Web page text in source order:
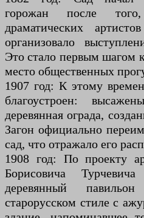
горожан после
драматических
организовало
Это стало первым шагом
место общественных
1907 год: К этому
благоустроен:
деревянная ограда,
Загон официально
сад, что отражало его
1908 год: По проекту
Борисовича
деревянный
старорусском стиле с